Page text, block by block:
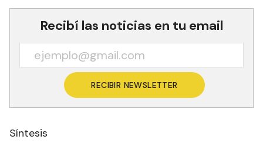
Recibí las noticias en tu email
RECIBIR NEWSLETTER
Síntesis